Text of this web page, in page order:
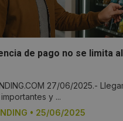
de pago no se limita
27/06/2025.-
y ...
• 25/06/2025